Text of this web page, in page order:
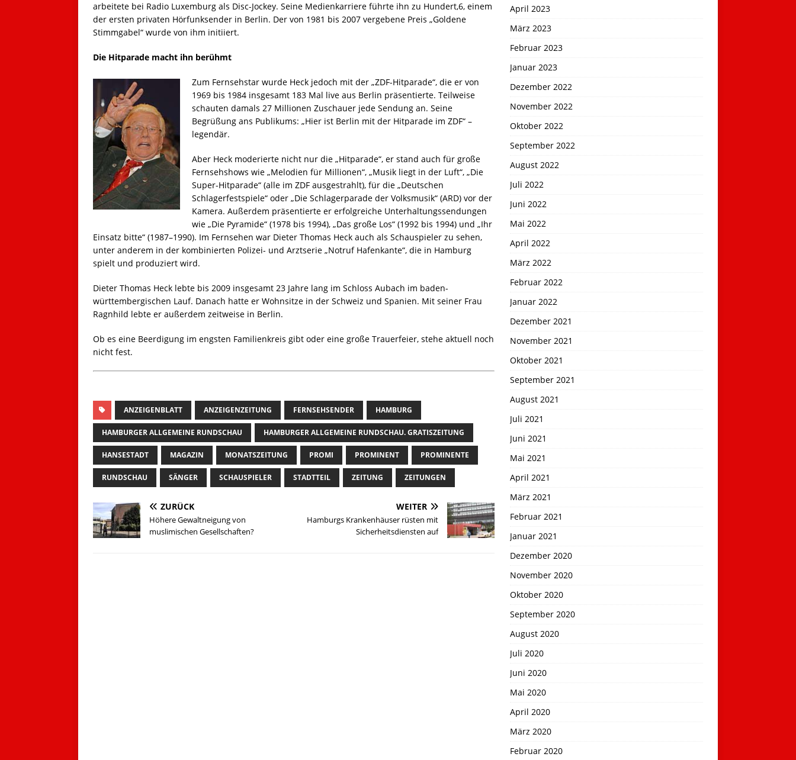
arbeitete bei Radio Luxemburg als Disc-Jockey. Seine Medienkarriere führte ihn zu Hundert,6, einem
der ersten privaten Hörfunksender in Berlin. Der von 1981 bis 2007 vergebene Preis „Goldene
Stimmgabel“ wurde von ihm initiiert.
Die Hitparade macht ihn berühmt
Zum Fernsehstar wurde Heck jedoch mit der „ZDF-Hitparade“, die er von
1969 bis 1984 insgesamt 183 Mal live aus Berlin präsentierte. Teilweise
schauten damals 27 Millionen Zuschauer jede Sendung an. Seine
Begrüßung ans Publikums: „Hier ist Berlin mit der Hitparade im ZDF“ –
legendär.
Aber Heck moderierte nicht nur die „Hitparade“, er stand auch für große
Fernsehshows wie „Melodien für Millionen“, „Musik liegt in der Luft“, „Die
Super-Hitparade“ (alle im ZDF ausgestrahlt), für die „Deutschen
Schlagerfestspiele“ oder „Die Schlagerparade der Volksmusik“ (ARD) vor der
Kamera. Außerdem präsentierte er erfolgreiche Unterhaltungssendungen
wie „Die Pyramide“ (1978 bis 1994), „Das große Los“ (1992 bis 1994) und „Ihr
Einsatz bitte“ (1987–1990). Im Fernsehen war Dieter Thomas Heck auch als Schauspieler zu sehen,
unter anderem in der kombinierten Polizei- und Arztserie „Notruf Hafenkante“, die in Hamburg
spielt und produziert wird.
Dieter Thomas Heck lebte bis 2009 insgesamt 23 Jahre lang im Schloss Aubach im baden-
württembergischen Lauf. Danach hatte er Wohnsitze in der Schweiz und Spanien. Mit seiner Frau
Ragnhild lebte er außerdem zeitweise in Berlin.
Ob es eine Beerdigung im engsten Familienkreis gibt oder eine große Trauerfeier, stehe aktuell noch
nicht fest.
ANZEIGENBLATT ANZEIGENZEITUNG FERNSEHSENDER HAMBURG
HAMBURGER ALLGEMEINE RUNDSCHAU HAMBURGER ALLGEMEINE RUNDSCHAU. GRATISZEITUNG
HANSESTADT MAGAZIN MONATSZEITUNG PROMI PROMINENT PROMINENTE
RUNDSCHAU SÄNGER SCHAUSPIELER STADTTEIL ZEITUNG ZEITUNGEN
ZURÜCK
Höhere Gewaltneigung von
muslimischen Gesellschaften?
WEITER
Hamburgs Krankenhäuser rüsten mit
Sicherheitsdiensten auf
April 2023
März 2023
Februar 2023
Januar 2023
Dezember 2022
November 2022
Oktober 2022
September 2022
August 2022
Juli 2022
Juni 2022
Mai 2022
April 2022
März 2022
Februar 2022
Januar 2022
Dezember 2021
November 2021
Oktober 2021
September 2021
August 2021
Juli 2021
Juni 2021
Mai 2021
April 2021
März 2021
Februar 2021
Januar 2021
Dezember 2020
November 2020
Oktober 2020
September 2020
August 2020
Juli 2020
Juni 2020
Mai 2020
April 2020
März 2020
Februar 2020